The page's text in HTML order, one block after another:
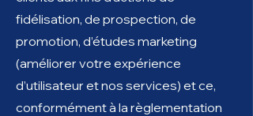
fidélisation, de prospection, de
promotion, d’études marketing
(améliorer votre expérience
d’utilisateur et nos services) et ce,
conformément à la règlementation